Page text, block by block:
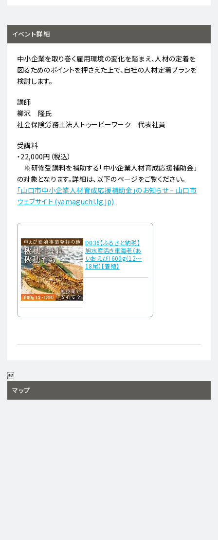
イベント詳細
中小企業を取り巻く雇用環境の変化を踏まえ、人材の定着を
図るためのポイントを押さえた上で、自社の人材定着プランを
検討します。
講師
柳沢 隆氏
社会保険労務士法人トゥービーワーク 代表社員
受講料
・22,000円（税込）
​ ※研修受講料を補助する「中小企業人材育成応援補助金」
の対象となります。詳細は、以下のページをご覧ください。
「山口市中小企業人材育成応援補助金」のお知らせ – 山口市
ウェブサイト (yamaguchi.lg.jp)
D036【ふるさと納税】
旭水産活き車海老（あ
いおえび）600g（12～
18尾）【養殖】

マップ